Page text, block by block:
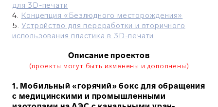
для 3D-печати
4. Концепция «Безлюдного месторождения»
5.Устройство для переработки и вторичного
использования пластика в 3D-печати
Описание проектов
(проекты могут быть изменены и дополнены)
1. Мобильный «горячий» бокс для обращения
с медицинскими и промышленными